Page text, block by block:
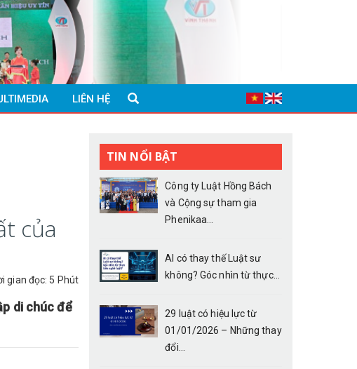
LIÊN HỆ
của
gian đọc: 5 Phút
di chúc để
TIN NỔI BẬT
Công ty Luật Hồng Bách
và Cộng sự tham gia
Phenikaa...
AI có thay thế Luật sư
không? Góc nhìn từ thực...
29 luật có hiệu lực từ
01/01/2026 – Những thay
đổi...